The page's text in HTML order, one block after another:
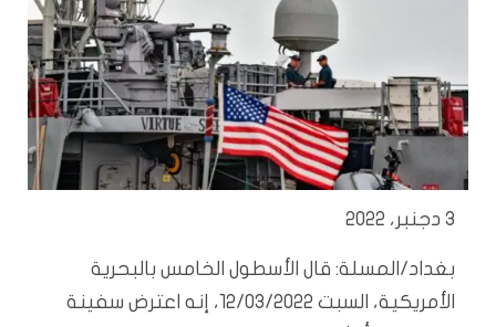
3 دجنبر، 2022
بغداد/المسلة: قال الأسطول الخامس بالبحرية
الأمريكية، السبت 12/03/2022، إنه اعترض سفينة